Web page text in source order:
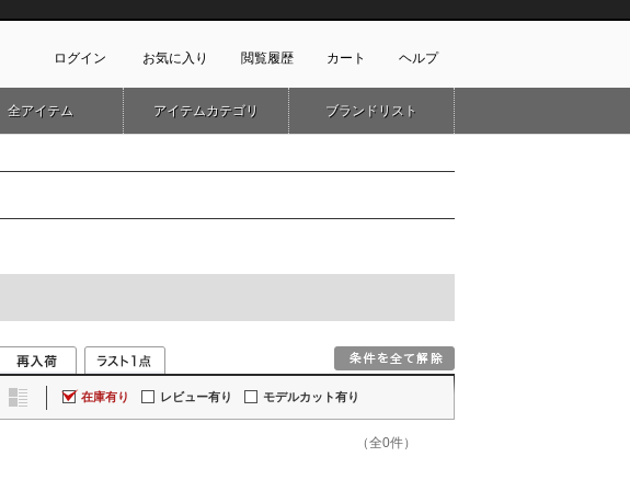
ログイン お気に入り 閲覧履歴 カート
カートに商品がありません
ヘルプ
ショッピングガイド
よくあるご質問
お問合せ
新規会員登録
ブランドリスト
アイテムカテゴリ
全アイテム
在庫有り レビュー有り モデルカット有り
（全0件）